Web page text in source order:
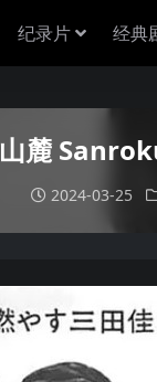
纪录片 经典
山麓
2024-03-25